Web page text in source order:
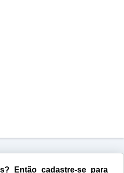
Então cadastre-se para